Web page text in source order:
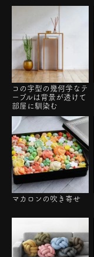
コの字型の幾何学なテ
ーブルは背景が透けて
部屋に馴染む
マカロンの吹き寄せ